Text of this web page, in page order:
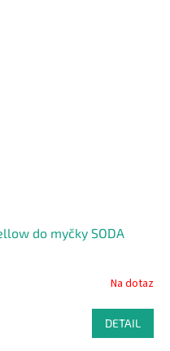
do myčky SODA
Na dotaz
DETAIL